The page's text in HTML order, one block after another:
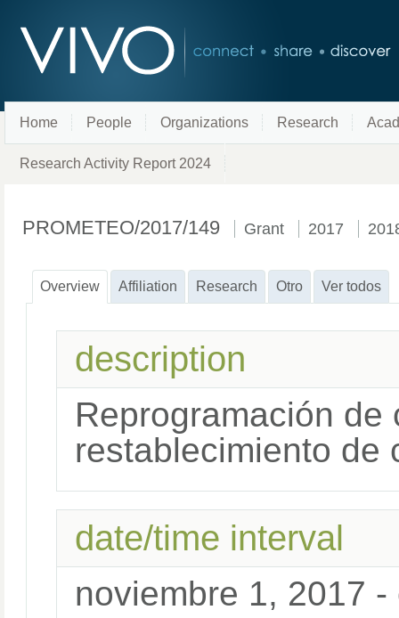
Home People Organizations Research
Research Activity Report 2024
PROMETEO/2017/149 Grant 2017
Overview Affiliation Research Otro Ver todos
description
Reprogramación
restablecimiento de
date/time interval
noviembre 1, 2017